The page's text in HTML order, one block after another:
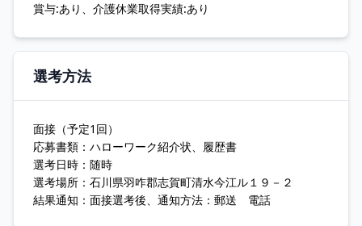
賞与:あり、介護休業取得実績:あり
選考方法
面接（予定1回）
応募書類：ハローワーク紹介状、履歴書
選考日時：随時
選考場所：石川県羽咋郡志賀町清水今江ル１９－２
結果通知：面接選考後、通知方法：郵送 電話